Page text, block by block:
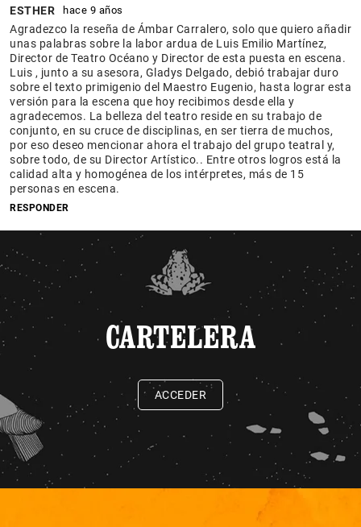
ESTHER hace 9 años
Agradezco la reseña de Ámbar Carralero, solo que quiero añadir
unas palabras sobre la labor ardua de Luis Emilio Martínez,
Director de Teatro Océano y Director de esta puesta en escena.
Luis , junto a su asesora, Gladys Delgado, debió trabajar duro
sobre el texto primigenio del Maestro Eugenio, hasta lograr esta
versión para la escena que hoy recibimos desde ella y
agradecemos. La belleza del teatro reside en su trabajo de
conjunto, en su cruce de disciplinas, en ser tierra de muchos,
por eso deseo mencionar ahora el trabajo del grupo teatral y,
sobre todo, de su Director Artístico.. Entre otros logros está la
calidad alta y homogénea de los intérpretes, más de 15
personas en escena.
RESPONDER
CARTELERA
ACCEDER